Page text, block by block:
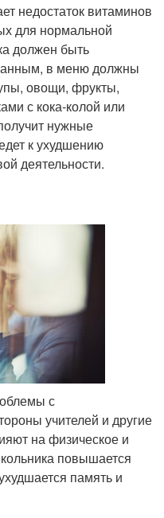
недостаток витаминов
для нормальной
должен быть
в меню должны
овощи, фрукты,
с кока-колой или
нужные
к ухудшению
деятельности.
с
учителей и другие
на физическое и
повышается
память и